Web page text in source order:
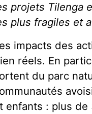
projets Tilenga
plus fragiles et
impacts des
réels. En
du parc
enfants : plus